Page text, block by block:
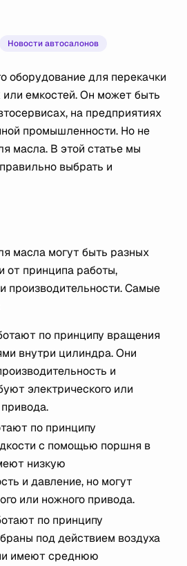
Новости автосалонов
оборудование для перекачки
или емкостей. Он может быть
на предприятиях
промышленности. Но не
масла. В этой статье мы
выбрать и
масла могут быть разных
от принципа работы,
производительности. Самые
по принципу вращения
внутри цилиндра. Они
и
электрического или
по принципу
с помощью поршня в
низкую
и давление, но могут
или ножного привода.
по принципу
под действием воздуха
имеют среднюю